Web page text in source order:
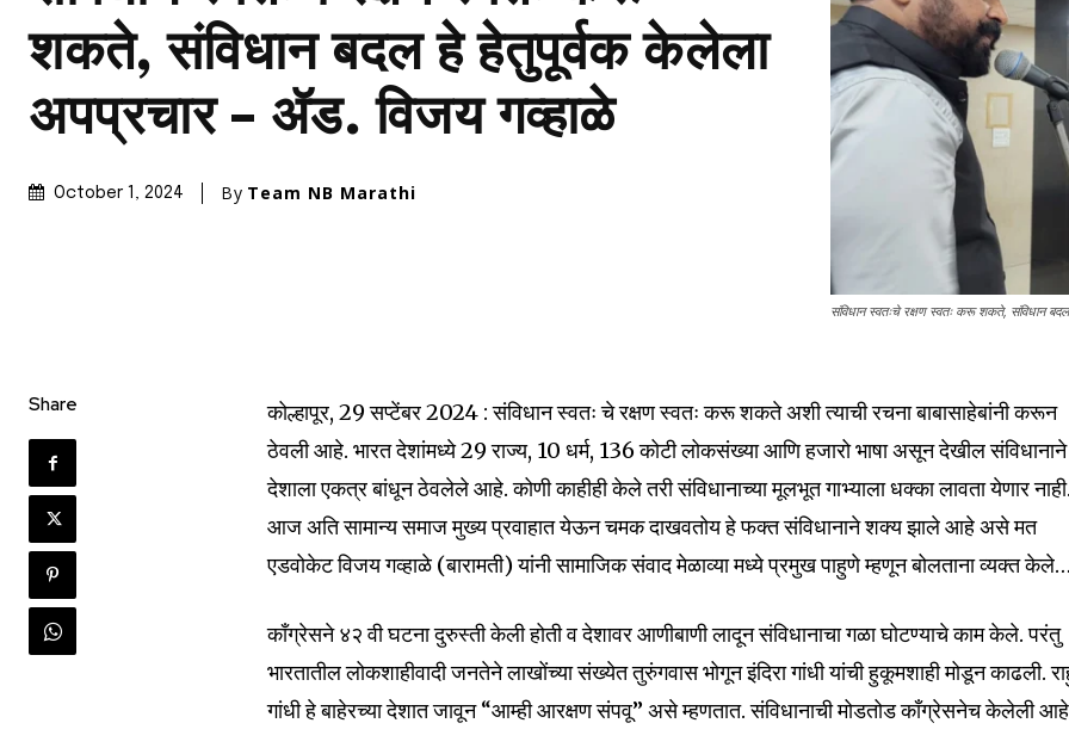
शकते, संविधान बदल हे हेतुपूर्वक केलेला
अपप्रचार – ॲड. विजय गव्हाळे
October 1, 2024 By Team NB Marathi
संविधान स्वतःचे रक्षण स्वतः करू शकते, संविधान
Share
कोल्हापूर, 29 सप्टेंबर 2024 : संविधान स्वतः चे रक्षण स्वतः करू शकते अशी त्याची रचना बाबासाहेबांनी करून
ठेवली आहे. भारत देशांमध्ये 29 राज्य, 10 धर्म, 136 कोटी लोकसंख्या आणि हजारो भाषा असून देखील संविधानाने
देशाला एकत्र बांधून ठेवलेले आहे. कोणी काहीही केले तरी संविधानाच्या मूलभूत गाभ्याला धक्का लावता येणार नाही.
आज अति सामान्य समाज मुख्य प्रवाहात येऊन चमक दाखवतोय हे फक्त संविधानाने शक्य झाले आहे असे मत
एडवोकेट विजय गव्हाळे (बारामती) यांनी सामाजिक संवाद मेळाव्या मध्ये प्रमुख पाहुणे म्हणून बोलताना व्यक्त केले…
काँग्रेसने ४२ वी घटना दुरुस्ती केली होती व देशावर आणीबाणी लादून संविधानाचा गळा घोटण्याचे काम केले. परंतु
भारतातील लोकशाहीवादी जनतेने लाखोंच्या संख्येत तुरुंगवास भोगून इंदिरा गांधी यांची हुकूमशाही मोडून काढली.
गांधी हे बाहेरच्या देशात जावून “आम्ही आरक्षण संपवू” असे म्हणतात. संविधानाची मोडतोड काँग्रेसनेच केलेली